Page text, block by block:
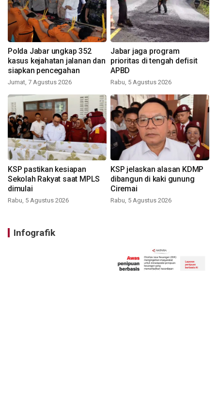
Polda Jabar ungkap 352
kasus kejahatan jalanan dan
siapkan pencegahan
Jumat, 7 Agustus 2026
Jabar jaga program
prioritas di tengah defisit
APBD
Rabu, 5 Agustus 2026
KSP pastikan kesiapan
Sekolah Rakyat saat MPLS
dimulai
Rabu, 5 Agustus 2026
KSP jelaskan alasan KDMP
dibangun di kaki gunung
Ciremai
Rabu, 5 Agustus 2026
Infografik